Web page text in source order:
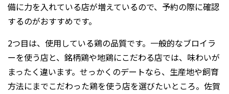
備に力を入れている店が増えているので、予約の際に確認
するのがおすすめです。
2つ目は、使用している鶏の品質です。一般的なブロイラ
ーを使う店と、銘柄鶏や地鶏にこだわる店では、味わいが
まったく違います。せっかくのデートなら、生産地や飼育
方法にまでこだわった鶏を使う店を選びたいところ。佐賀